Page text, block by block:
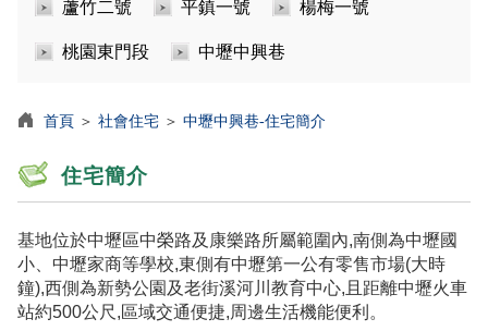
蘆竹二號 平鎮一號 楊梅一號
桃園東門段 中壢中興巷
首頁 ＞ 社會住宅 ＞ 中壢中興巷-住宅簡介
住宅簡介
基地位於中壢區中榮路及康樂路所屬範圍內,南側為中壢國
小、中壢家商等學校,東側有中壢第一公有零售市場(大時
鐘),西側為新勢公園及老街溪河川教育中心,且距離中壢火車
站約500公尺,區域交通便捷,周邊生活機能便利。